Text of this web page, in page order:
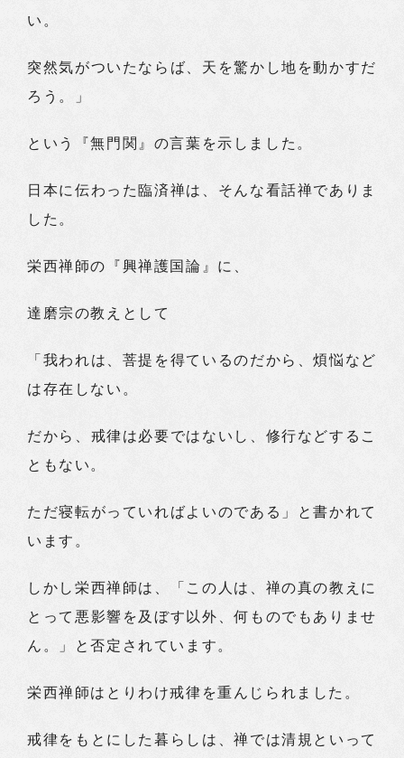
い。
突然気がついたならば、天を驚かし地を動かすだ
ろう。」
という『無門関』の言葉を示しました。
日本に伝わった臨済禅は、そんな看話禅でありま
した。
栄西禅師の『興禅護国論』に、
達磨宗の教えとして
「我われは、菩提を得ているのだから、煩悩など
は存在しない。
だから、戒律は必要ではないし、修行などするこ
ともない。
ただ寝転がっていればよいのである」と書かれて
います。
しかし栄西禅師は、「この人は、禅の真の教えに
とって悪影響を及ぼす以外、何ものでもありませ
ん。」と否定されています。
栄西禅師はとりわけ戒律を重んじられました。
戒律をもとにした暮らしは、禅では清規といって